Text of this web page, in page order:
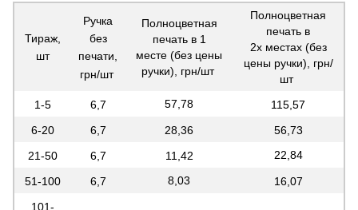
Тираж,
шт
Ручка
без
печати,
грн/шт
Полноцветная
печать в 1
месте (без цены
ручки), грн/шт
Полноцветная
печать в
2х местах (без
цены ручки), грн/
шт
1-5 6,7 57,78
115,57
6-20
6,7 28,36
56,73
21-50
6,7 11,42 22,84
51-100 6,7 8,03
16,07
101-